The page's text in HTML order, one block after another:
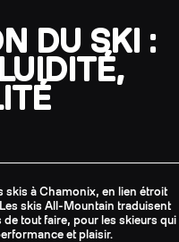
DU SKI :
skis à Chamonix, en lien étroit
skis All-Mountain traduisent
tout faire, pour les skieurs qui
et plaisir.